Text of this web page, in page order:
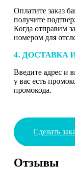
Оплатите заказ
получите
Когда отправим
номером для
4. ДОСТАВКА
Введите адрес и
у вас есть
промокода.
Сделать
Отзывы